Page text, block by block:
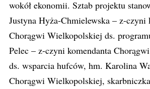
wokół ekonomii. Sztab projektu
Justyna Hyża-Chmielewska – z-czyni
Chorągwi Wielkopolskiej ds.
Pelec – z-czyni komendanta
ds. wsparcia hufców, hm. Karolina
Chorągwi Wielkopolskiej,